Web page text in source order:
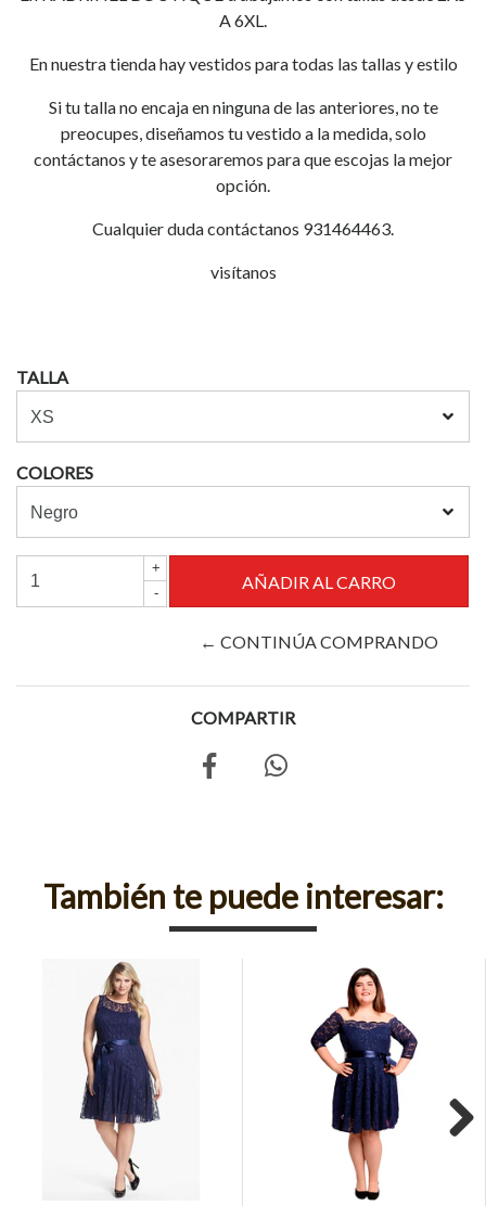
A 6XL.
En nuestra tienda hay vestidos para todas las tallas y estilo
Si tu talla no encaja en ninguna de las anteriores, no te
preocupes, diseñamos tu vestido a la medida, solo
contáctanos y te asesoraremos para que escojas la mejor
opción.
Cualquier duda contáctanos 931464463.
visítanos
TALLA
COLORES
+
-
← CONTINÚA COMPRANDO
COMPARTIR
También te puede interesar: